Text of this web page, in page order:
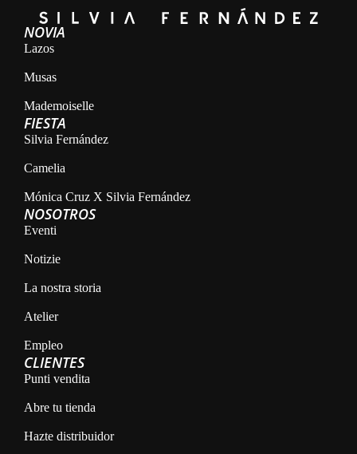
NOVIA
Lazos
Musas
Mademoiselle
FIESTA
Silvia Fernández
Camelia
Mónica Cruz X Silvia Fernández
NOSOTROS
Eventi
Notizie
La nostra storia
Atelier
Empleo
CLIENTES
Punti vendita
Abre tu tienda
Hazte distribuidor